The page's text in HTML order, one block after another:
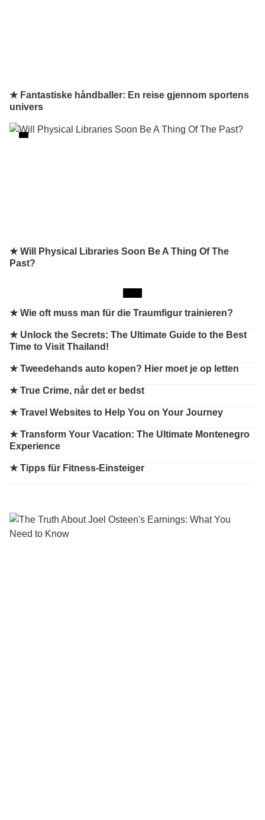
★ Fantastiske håndballer: En reise gjennom sportens
univers
★ Will Physical Libraries Soon Be A Thing Of The
Past?
★Wie oft muss man für die Traumfigur trainieren?
★ Unlock the Secrets: The Ultimate Guide to the Best
Time to Visit Thailand!
★Tweedehands auto kopen? Hier moet je op letten
★True Crime, når det er bedst
★Travel Websites to Help You on Your Journey
★Transform Your Vacation: The Ultimate Montenegro
Experience
★Tipps für Fitness-Einsteiger